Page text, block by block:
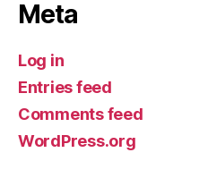
Meta
Log in
Entries feed
Comments feed
WordPress.org